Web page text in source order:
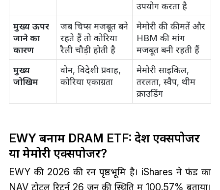
उपयोग करता है
मुख्य ऊपर
जाने का
कारण
जब चिप्स मजबूत बने
रहते हैं तो कोरिया
रैली चौड़ी होती है
मेमोरी की कीमतें और
HBM की मांग
मजबूत बनी रहती हैं
मुख्य
जोखिम
वोन, विदेशी प्रवाह,
कोरिया एकाग्रता
मेमोरी साइकिल,
तरलता, स्वैप, थीम
क्राउडिंग
EWY बनाम DRAM ETF: देश एक्सपोजर
या मेमोरी एक्सपोजर?
EWY की 2026 की रन पृष्ठभूमि है। iShares ने फंड का
NAV टोटल रिटर्न 26 जून की स्थिति में 100.57% बताया।